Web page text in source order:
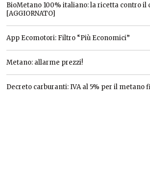
BioMetano 100% italiano: la ricetta contro il
[AGGIORNATO]
App Ecomotori: Filtro “Più Economici”
Metano: allarme prezzi!
Decreto carburanti: IVA al 5% per il metano